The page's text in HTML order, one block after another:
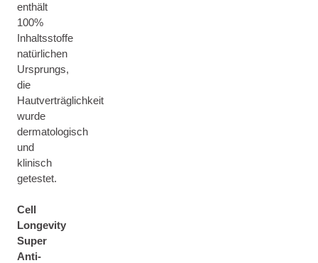
enthält
100%
Inhaltsstoffe
natürlichen
Ursprungs,
die
Hautverträglichkeit
wurde
dermatologisch
und
klinisch
getestet.
Cell
Longevity
Super
Anti-